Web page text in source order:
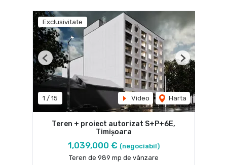
Exclusivitate
1 / 15 Video Harta
Previous Next
Teren + proiect autorizat S+P+6E,
Timișoara
1,039,000 € (negociabil)
Teren de 989 mp de vânzare